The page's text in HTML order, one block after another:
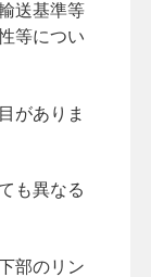
送基準等
等につい
がありま
も異なる
部のリン